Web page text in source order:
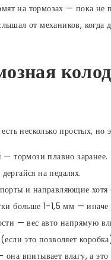
на тормозах — пока
от механиков, когда
несколько простых, но
тормози плавно заранее.
на педалях.
и направляющие хотя
больше 1-1,5 мм — иначе
— вес авто напрямую
это позволяет
впитывает влагу, а это